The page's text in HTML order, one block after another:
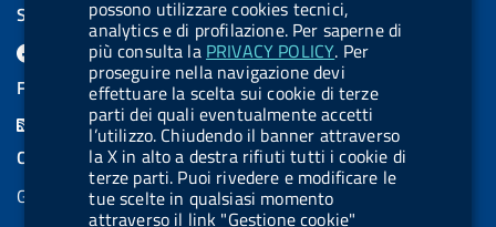
possono utilizzare cookies tecnici,
analytics e di profilazione. Per saperne di
più consulta la PRIVACY POLICY. Per
proseguire nella navigazione devi
effettuare la scelta sui cookie di terze
parti dei quali eventualmente accetti
l’utilizzo. Chiudendo il banner attraverso
la X in alto a destra rifiuti tutti i cookie di
terze parti. Puoi rivedere e modificare le
tue scelte in qualsiasi momento
attraverso il link "Gestione cookie"
SEGUICI SU
l
a
b
e
l
.
X
B
l
u
e
s
k
Y
o
u
t
u
b
l
a
b
e
l
.
FEED RSS
COOKIES
Gestione cookie